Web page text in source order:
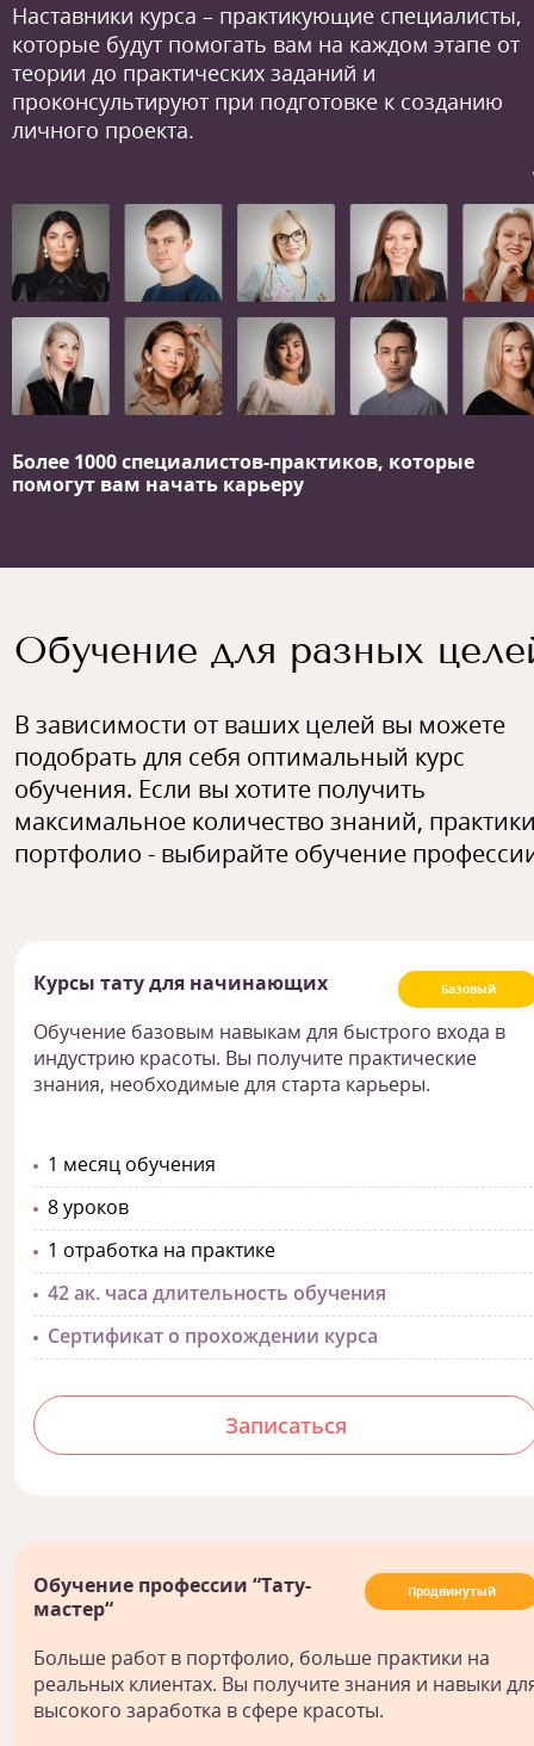
Наставники курса – практикующие специалисты,
которые будут помогать вам на каждом этапе от
теории до практических заданий и
проконсультируют при подготовке к созданию
личного проекта.
Более 1000 специалистов-практиков, которые
помогут вам начать карьеру
Обучение для разных
В зависимости от ваших целей вы можете
подобрать для себя оптимальный курс
обучения. Если вы хотите получить
максимальное количество знаний,
портфолио - выбирайте обучение
Базовый
Курсы тату для начинающих
Обучение базовым навыкам для быстрого входа в
индустрию красоты. Вы получите практические
знания, необходимые для старта карьеры.
1 месяц обучения
8 уроков
1 отработка на практике
42 ак. часа длительность обучения
Сертификат о прохождении курса
Записаться
Продвинутый
Обучение профессии “Тату-
мастер“
Больше работ в портфолио, больше практики на
реальных клиентах. Вы получите знания и навыки
высокого заработка в сфере красоты.